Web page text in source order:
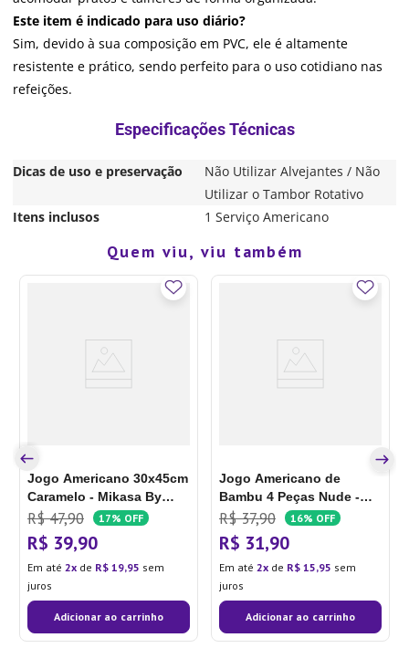
Este item é indicado para uso diário?
Sim, devido à sua composição em PVC, ele é altamente
resistente e prático, sendo perfeito para o uso cotidiano nas
refeições.
Dicas de uso e preservação
Não Utilizar Alvejantes / Não
Utilizar o Tambor Rotativo
Itens inclusos
1 Serviço Americano
Quem viu, viu também
Jogo Americano 30x45cm
Caramelo - Mikasa By
Chalesco
R$ 47,90 17% OFF
R$ 39,90
Em até 2 de R$ 19,95 sem
juros
Adicionar ao carrinho
Jogo Americano de
Bambu 4 Peças Nude -
Tuut
R$ 37,90 16% OFF
R$ 31,90
Em até 2 de R$ 15,95 sem
juros
Adicionar ao carrinho